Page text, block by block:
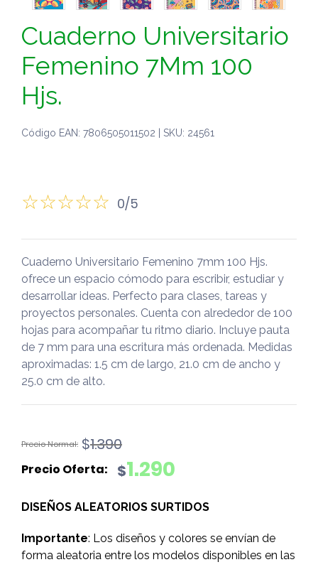
Cuaderno Universitario
Femenino 7Mm 100
Hjs.
Código EAN: 7806505011502 | SKU: 24561
0/5
Cuaderno Universitario Femenino 7mm 100 Hjs.
ofrece un espacio cómodo para escribir, estudiar y
desarrollar ideas. Perfecto para clases, tareas y
proyectos personales. Cuenta con alrededor de 100
hojas para acompañar tu ritmo diario. Incluye pauta
de 7 mm para una escritura más ordenada. Medidas
aproximadas: 1.5 cm de largo, 21.0 cm de ancho y
25.0 cm de alto.
$1.390
El
original
$1.390.
$1.290
El
actual
$1.290.
DISEÑOS ALEATORIOS SURTIDOS
Importante: Los diseños y colores se envían de
forma aleatoria entre los modelos disponibles en las